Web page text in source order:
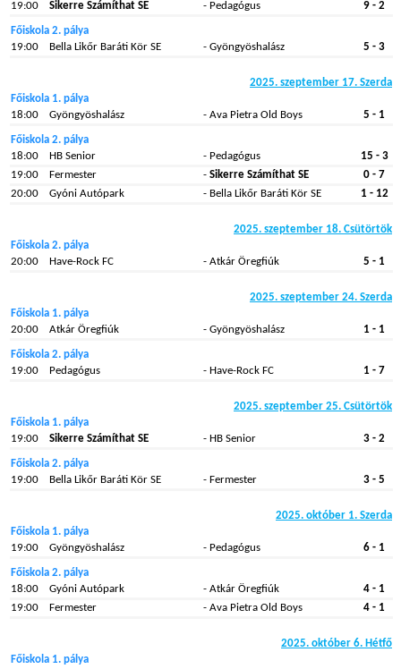
19:00
Sikerre Számíthat SE - Pedagógus 9 - 2
Főiskola 2. pálya
19:00
Bella Likőr Baráti Kör SE - Gyöngyöshalász 5 - 3
2025. szeptember 17. Szerda
Főiskola 1. pálya
18:00
Gyöngyöshalász - Ava Pietra Old Boys 5 - 1
Főiskola 2. pálya
18:00
HB Senior - Pedagógus
15 - 3
19:00
Fermester - Sikerre Számíthat SE
0 - 7
20:00
Gyóni Autópark - Bella Likőr Baráti Kör SE 1 - 12
2025. szeptember 18. Csütörtök
Főiskola 2. pálya
20:00
Have-Rock FC - Atkár Öregfiúk 5 - 1
2025. szeptember 24. Szerda
Főiskola 1. pálya
20:00
Atkár Öregfiúk - Gyöngyöshalász 1 - 1
Főiskola 2. pálya
19:00
Pedagógus - Have-Rock FC 1 - 7
2025. szeptember 25. Csütörtök
Főiskola 1. pálya
19:00
Sikerre Számíthat SE - HB Senior 3 - 2
Főiskola 2. pálya
19:00
Bella Likőr Baráti Kör SE - Fermester 3 - 5
2025. október 1. Szerda
Főiskola 1. pálya
19:00
Gyöngyöshalász - Pedagógus 6 - 1
Főiskola 2. pálya
18:00
Gyóni Autópark - Atkár Öregfiúk
4 - 1
19:00
Fermester - Ava Pietra Old Boys 4 - 1
2025. október 6. Hétfő
Főiskola 1. pálya